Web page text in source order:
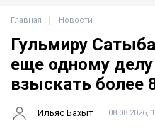
Главная Новости
Гульмиру
еще одному делу
взыскать более
Ильяс Бахыт 08.08.2026,